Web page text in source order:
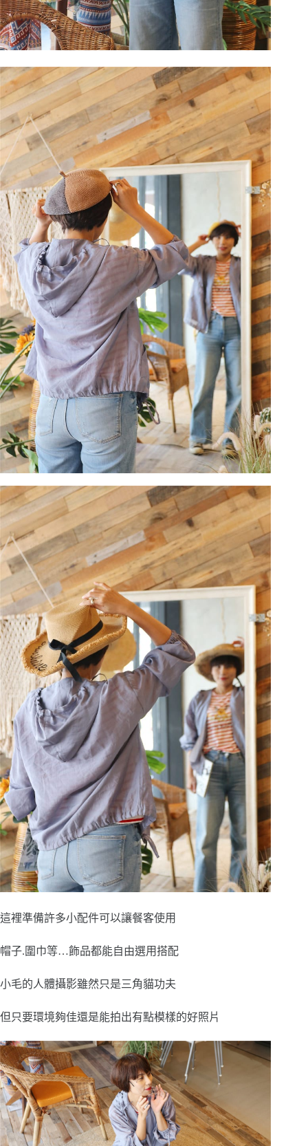
這裡準備許多小配件可以讓餐客使用
帽子.圍巾等…飾品都能自由選用搭配
小毛的人體攝影雖然只是三角貓功夫
但只要環境夠佳還是能拍出有點模樣的好照片